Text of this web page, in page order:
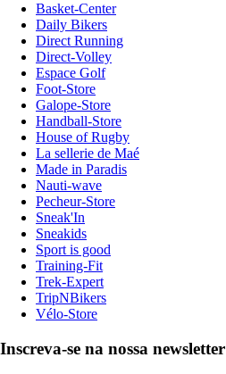
Basket-Center
Daily Bikers
Direct Running
Direct-Volley
Espace Golf
Foot-Store
Galope-Store
Handball-Store
House of Rugby
La sellerie de Maé
Made in Paradis
Nauti-wave
Pecheur-Store
Sneak'In
Sneakids
Sport is good
Training-Fit
Trek-Expert
TripNBikers
Vélo-Store
Inscreva-se na nossa newsletter